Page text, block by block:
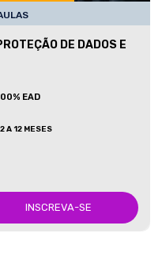
DE DADOS E
EAD
2 A 12 MESES
INSCREVA-SE